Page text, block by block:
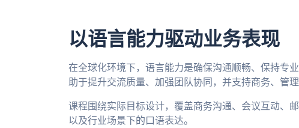
以语言能力驱动业务表现
在全球化环境下，语言能力是确保沟通顺畅、保持专
助于提升交流质量、加强团队协同，并支持商务、管理
课程围绕实际目标设计，覆盖商务沟通、会议互动、
以及行业场景下的口语表达。